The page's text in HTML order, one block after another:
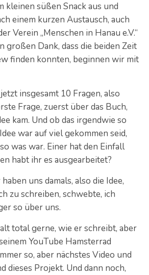
kleinen süßen Snack aus und
einem kurzen Austausch, auch
Verein „Menschen in Hanau e.V.“
großen Dank, dass die beiden Zeit
finden konnten, beginnen wir mit
insgesamt 10 Fragen, also
Frage, zuerst über das Buch,
kam. Und ob das irgendwie so
war auf viel gekommen seid,
was war. Einer hat den Einfall
habt ihr es ausgearbeitet?
uns damals, also die Idee,
zu schreiben, schwebte, ich
so über uns.
total gerne, wie er schreibt, aber
YouTube Hamsterrad
so, aber nächstes Video und
dieses Projekt. Und dann noch,